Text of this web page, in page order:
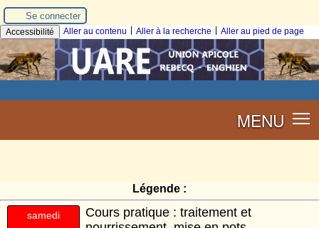
Se connecter
Accessibilité Aller au contenu Aller à la recherche Aller au pied de page
MENU
Légende :
samedi
Cours pratique : traitement et